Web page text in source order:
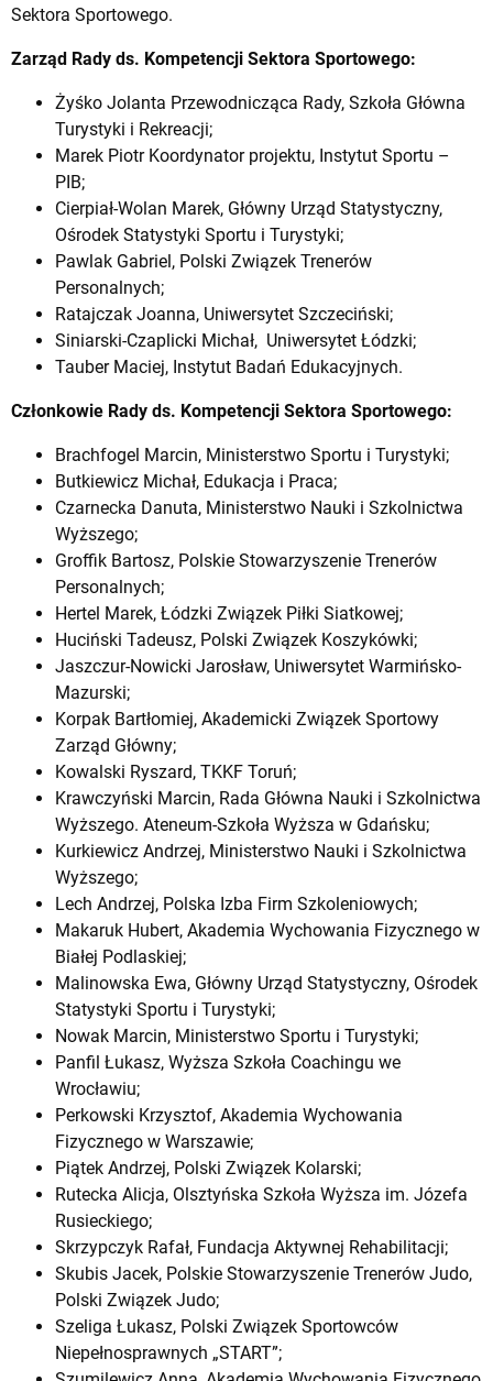
Sektora Sportowego.
Zarząd Rady ds. Kompetencji Sektora Sportowego:
Żyśko Jolanta Przewodnicząca Rady, Szkoła Główna
Turystyki i Rekreacji;
Marek Piotr Koordynator projektu, Instytut Sportu –
PIB;
Cierpiał-Wolan Marek, Główny Urząd Statystyczny,
Ośrodek Statystyki Sportu i Turystyki;
Pawlak Gabriel, Polski Związek Trenerów
Personalnych;
Ratajczak Joanna, Uniwersytet Szczeciński;
Siniarski-Czaplicki Michał, Uniwersytet Łódzki;
Tauber Maciej, Instytut Badań Edukacyjnych.
Członkowie Rady ds. Kompetencji Sektora Sportowego:
Brachfogel Marcin, Ministerstwo Sportu i Turystyki;
Butkiewicz Michał, Edukacja i Praca;
Czarnecka Danuta, Ministerstwo Nauki i Szkolnictwa
Wyższego;
Groffik Bartosz, Polskie Stowarzyszenie Trenerów
Personalnych;
Hertel Marek, Łódzki Związek Piłki Siatkowej;
Huciński Tadeusz, Polski Związek Koszykówki;
Jaszczur-Nowicki Jarosław, Uniwersytet Warmińsko-
Mazurski;
Korpak Bartłomiej, Akademicki Związek Sportowy
Zarząd Główny;
Kowalski Ryszard, TKKF Toruń;
Krawczyński Marcin, Rada Główna Nauki i Szkolnictwa
Wyższego. Ateneum-Szkoła Wyższa w Gdańsku;
Kurkiewicz Andrzej, Ministerstwo Nauki i Szkolnictwa
Wyższego;
Lech Andrzej, Polska Izba Firm Szkoleniowych;
Makaruk Hubert, Akademia Wychowania Fizycznego w
Białej Podlaskiej;
Malinowska Ewa, Główny Urząd Statystyczny, Ośrodek
Statystyki Sportu i Turystyki;
Nowak Marcin, Ministerstwo Sportu i Turystyki;
Panfil Łukasz, Wyższa Szkoła Coachingu we
Wrocławiu;
Perkowski Krzysztof, Akademia Wychowania
Fizycznego w Warszawie;
Piątek Andrzej, Polski Związek Kolarski;
Rutecka Alicja, Olsztyńska Szkoła Wyższa im. Józefa
Rusieckiego;
Skrzypczyk Rafał, Fundacja Aktywnej Rehabilitacji;
Skubis Jacek, Polskie Stowarzyszenie Trenerów Judo,
Polski Związek Judo;
Szeliga Łukasz, Polski Związek Sportowców
Niepełnosprawnych „START”;